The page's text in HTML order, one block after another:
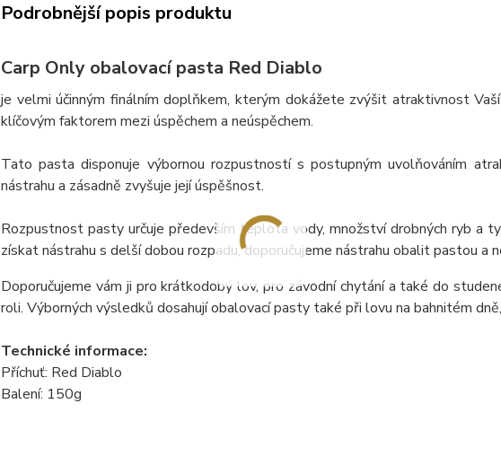
Podrobnější popis produktu
Carp Only obalovací pasta Red Diablo
je velmi účinným finálním doplňkem, kterým dokážete zvýšit atraktivnost
klíčovým faktorem mezi úspěchem a neúspěchem.
Tato pasta disponuje výbornou rozpustností s postupným uvolňováním
nástrahu a zásadně zvyšuje její úspěšnost.
Rozpustnost pasty určuje především teplota vody, množství drobných ryb a
získat nástrahu s delší dobou rozpadu, doporučujeme nástrahu obalit pastou a
Doporučujeme vám ji pro krátkodobý lov, pro závodní chytání a také do
roli. Výborných výsledků dosahují obalovací pasty také při lovu na bahnitém
Technické informace:
Příchuť: Red Diablo
Balení: 150g